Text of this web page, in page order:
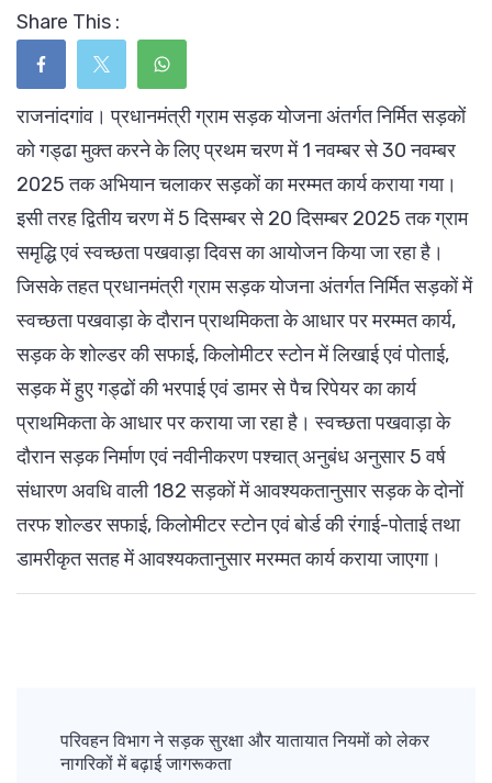
Share This :
राजनांदगांव। प्रधानमंत्री ग्राम सड़क योजना अंतर्गत निर्मित सड़कों
को गड्ढा मुक्त करने के लिए प्रथम चरण में 1 नवम्बर से 30 नवम्बर
2025 तक अभियान चलाकर सड़कों का मरम्मत कार्य कराया गया।
इसी तरह द्वितीय चरण में 5 दिसम्बर से 20 दिसम्बर 2025 तक ग्राम
समृद्धि एवं स्वच्छता पखवाड़ा दिवस का आयोजन किया जा रहा है।
जिसके तहत प्रधानमंत्री ग्राम सड़क योजना अंतर्गत निर्मित सड़कों में
स्वच्छता पखवाड़ा के दौरान प्राथमिकता के आधार पर मरम्मत कार्य,
सड़क के शोल्डर की सफाई, किलोमीटर स्टोन में लिखाई एवं पोताई,
सड़क में हुए गड्ढों की भरपाई एवं डामर से पैच रिपेयर का कार्य
प्राथमिकता के आधार पर कराया जा रहा है। स्वच्छता पखवाड़ा के
दौरान सड़क निर्माण एवं नवीनीकरण पश्चात् अनुबंध अनुसार 5 वर्ष
संधारण अवधि वाली 182 सड़कों में आवश्यकतानुसार सड़क के दोनों
तरफ शोल्डर सफाई, किलोमीटर स्टोन एवं बोर्ड की रंगाई-पोताई तथा
डामरीकृत सतह में आवश्यकतानुसार मरम्मत कार्य कराया जाएगा।
Navigation
परिवहन विभाग ने सड़क सुरक्षा और यातायात नियमों को लेकर
नागरिकों में बढ़ाई जागरूकता